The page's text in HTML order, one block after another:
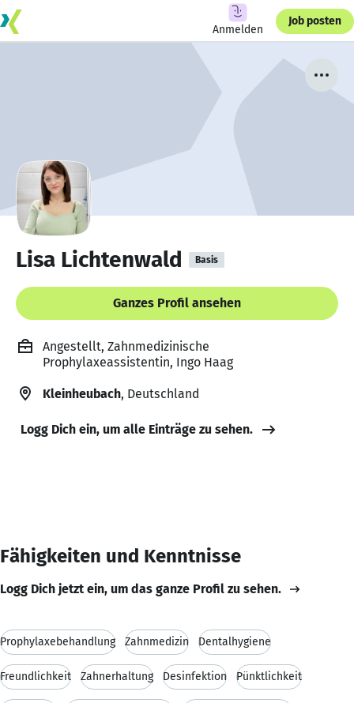
Anmelden
Job posten
Lisa Lichtenwald Basis
Ganzes Profil ansehen
Angestellt, Zahnmedizinische
Prophylaxeassistentin, Ingo Haag
Kleinheubach, Deutschland
Logg Dich ein, um alle Einträge zu sehen.
Fähigkeiten und Kenntnisse
Logg Dich jetzt ein, um das ganze Profil zu sehen.
Prophylaxebehandlung Zahnmedizin Dentalhygiene
Freundlichkeit Zahnerhaltung Desinfektion Pünktlichkeit